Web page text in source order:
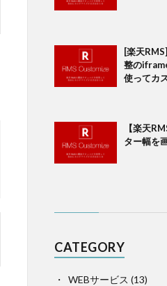
[楽天
整の
使ってカ
【楽天
ター幅を
CATEGORY
WEBサービス (13)